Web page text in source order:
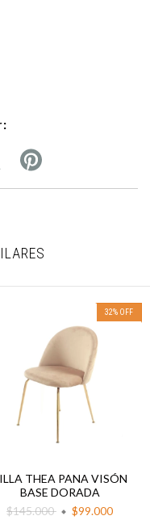
32% OFF
THEA PANA VISÓN
BASE DORADA
$145.000
$99.000